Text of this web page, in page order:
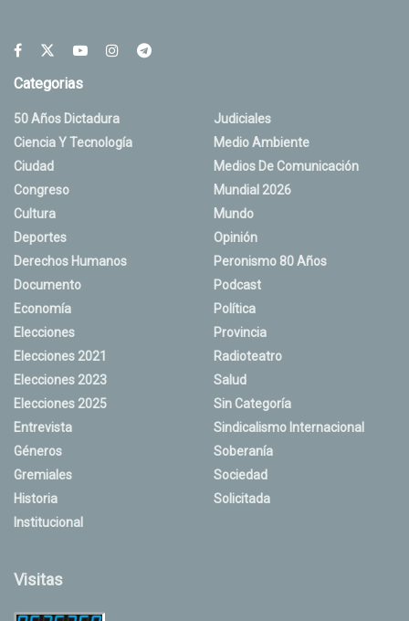
Categorias
50 Años Dictadura
Ciencia Y Tecnología
Ciudad
Congreso
Cultura
Deportes
Derechos Humanos
Documento
Economía
Elecciones
Elecciones 2021
Elecciones 2023
Elecciones 2025
Entrevista
Géneros
Gremiales
Historia
Institucional
Judiciales
Medio Ambiente
Medios De Comunicación
Mundial 2026
Mundo
Opinión
Peronismo 80 Años
Podcast
Política
Provincia
Radioteatro
Salud
Sin Categoría
Sindicalismo Internacional
Soberanía
Sociedad
Solicitada
Visitas